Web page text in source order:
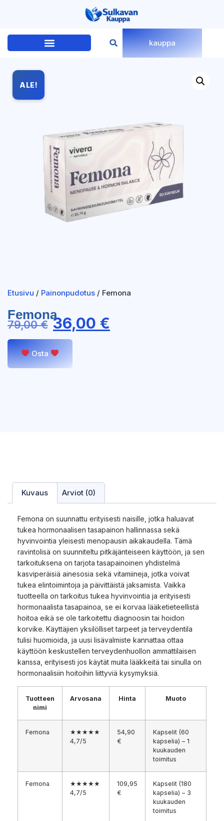
kauppa
ALE!
Etusivu / Painonpudotus / Femona
Femona
79,00€ 36,00 €
Osta
Kuvaus Arviot (0)
Femona on suunnattu erityisesti naisille, jotka haluavat
tukea hormonaalisen tasapainon hallinnassa sekä
hyvinvointia yleisesti menopausin aikakaudella. Tämä
ravintolisä on suunniteltu pitkäjänteiseen käyttöön, ja sen
tarkoituksena on tarjota tasapainoinen yhdistelmä
kasviperäisiä ainesosia sekä vitamiineja, jotka voivat
tukea elintoimintoja ja päivittäistä jaksamista. Vaikka
tuotteella on tarkoitus tukea hyvinvointia ja erityisesti
hormonaalista tasapainoa, se ei korvaa lääketieteellistä
hoitoa eikä se ole tarkoitettu diagnoosin tai hoidon
korvike. Käyttäjien yksilölliset tarpeet ja terveydentila
tulisi huomioida, ja uusi lisävalmiste kannattaa ottaa
käyttöön keskustellen terveydenhuollon ammattilaisen
kanssa, erityisesti jos käytät muita lääkkeitä tai sinulla on
hormonaalisiin hoitoihin liittyviä kysymyksiä.
Tuotteen
nimi
Arvosana Hinta Muoto
Femona
★★★★★
4,7/5
54,90
€
Kapselit (60
kapselia) – 1
kuukauden
toimitus
Femona
★★★★★
4,7/5
109,95
€
Kapselit (180
kapselia) – 3
kuukauden
toimitus